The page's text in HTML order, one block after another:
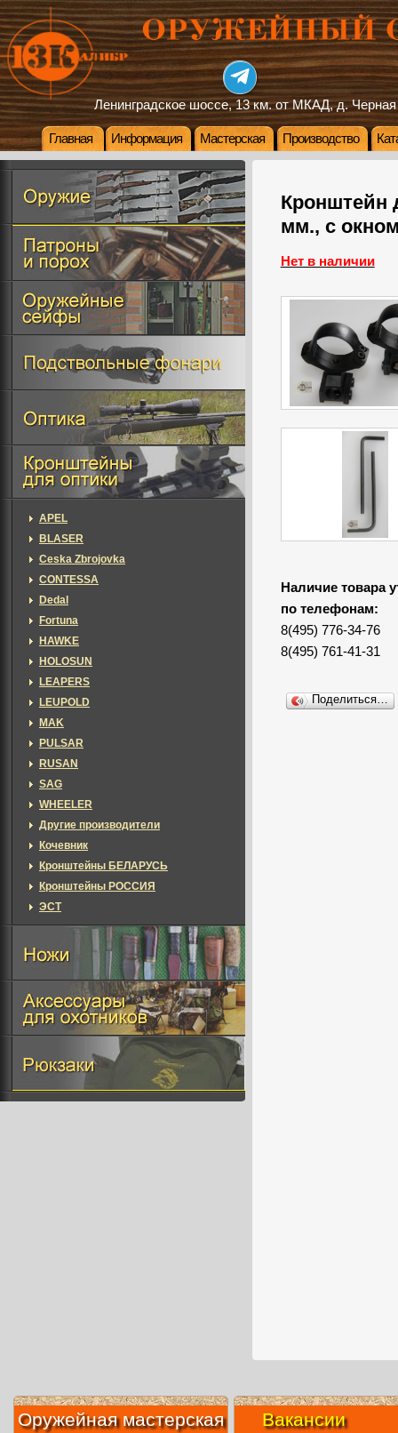
Ленинградское шоссе, 13 км. от МКАД, д. Черная
Главная Информация Мастерская Производство
Кронштейн
мм., с
Нет в наличии
Наличие товара
по телефонам:
8(495) 776-34-76
8(495) 761-41-31
Поделиться…
APEL
BLASER
Ceska Zbrojovka
CONTESSA
Dedal
Fortuna
HAWKE
HOLOSUN
LEAPERS
LEUPOLD
MAK
PULSAR
RUSAN
SAG
WHEELER
Другие производители
Кочевник
Кронштейны БЕЛАРУСЬ
Кронштейны РОССИЯ
ЭСТ
Оружейная мастерская Вакансии